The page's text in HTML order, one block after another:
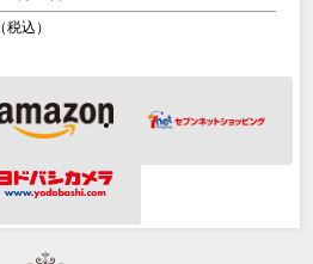
込）